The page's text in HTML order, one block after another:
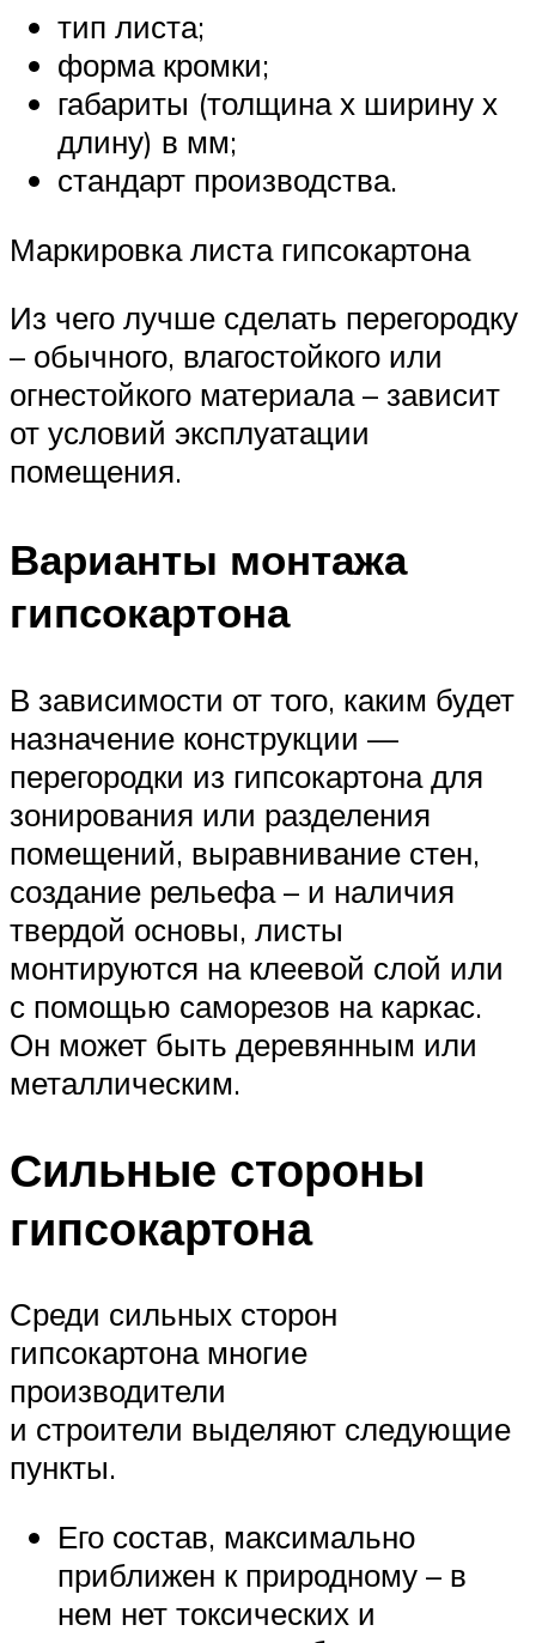
тип листа;
форма кромки;
габариты (толщина х ширину х
длину) в мм;
стандарт производства.
Маркировка листа гипсокартона
Из чего лучше сделать перегородку
– обычного, влагостойкого или
огнестойкого материала – зависит
от условий эксплуатации
помещения.
Варианты монтажа
гипсокартона
В зависимости от того, каким будет
назначение конструкции —
перегородки из гипсокартона для
зонирования или разделения
помещений, выравнивание стен,
создание рельефа – и наличия
твердой основы, листы
монтируются на клеевой слой или
с помощью саморезов на каркас.
Он может быть деревянным или
металлическим.
Сильные стороны
гипсокартона
Среди сильных сторон
гипсокартона многие
производители
и строители выделяют следующие
пункты.
Его состав, максимально
приближен к природному – в
нем нет токсических и